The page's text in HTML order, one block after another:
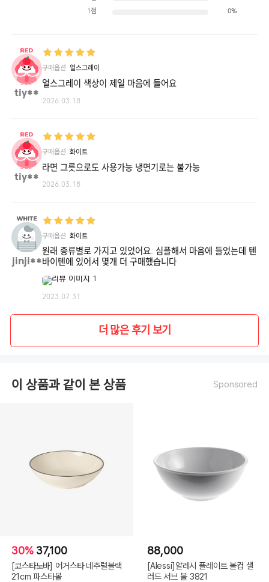
1점 0%
tiy**
구매옵션 얼스그레이
얼스그레이 색상이 제일 마음에 들어요
2026.03.18
tiy**
구매옵션 화이트
라면 그릇으로도 사용가능 냉면기로는 불가능
2026.03.18
jinji**
구매옵션 화이트
원래 종류별로 가지고 있었어요. 심플해서 마음에 들었는데 텐
바이텐에 있어서 몇개 더 구매했습니다
2023.07.31
더 많은 후기 보기
이 상품과 같이 본 상품 Sponsored
30% 37,100
[코스타노바] 어거스타 네추럴블랙
21cm 파스타볼
88,000
[Alessi]알레시 플레이트 볼컵 샐
러드 서브 볼 3821